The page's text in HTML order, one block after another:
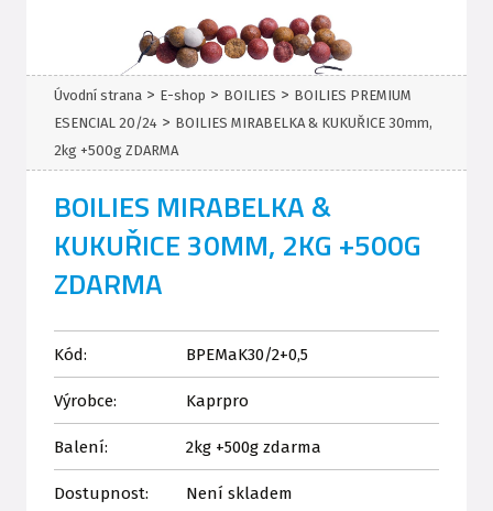
Úvodní strana > E-shop > BOILIES > BOILIES PREMIUM
ESENCIAL 20/24 > BOILIES MIRABELKA & KUKUŘICE 30mm,
2kg +500g ZDARMA
BOILIES MIRABELKA &
KUKUŘICE 30MM, 2KG +500G
ZDARMA
Kód: BPEMaK30/2+0,5
Výrobce: Kaprpro
Balení: 2kg +500g zdarma
Dostupnost: Není skladem